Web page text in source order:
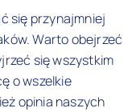
się przynajmniej
Warto obejrzeć
się wszystkim
o wszelkie
opinia naszych